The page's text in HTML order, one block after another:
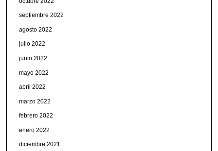
septiembre 2022
agosto 2022
julio 2022
junio 2022
mayo 2022
abril 2022
marzo 2022
febrero 2022
enero 2022
diciembre 2021